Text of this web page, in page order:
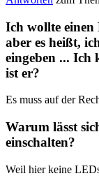
Ich wollte einen
aber es heißt,
eingeben ... Ich
ist er?
Es muss auf der
Warum lässt
einschalten?
Weil hier keine